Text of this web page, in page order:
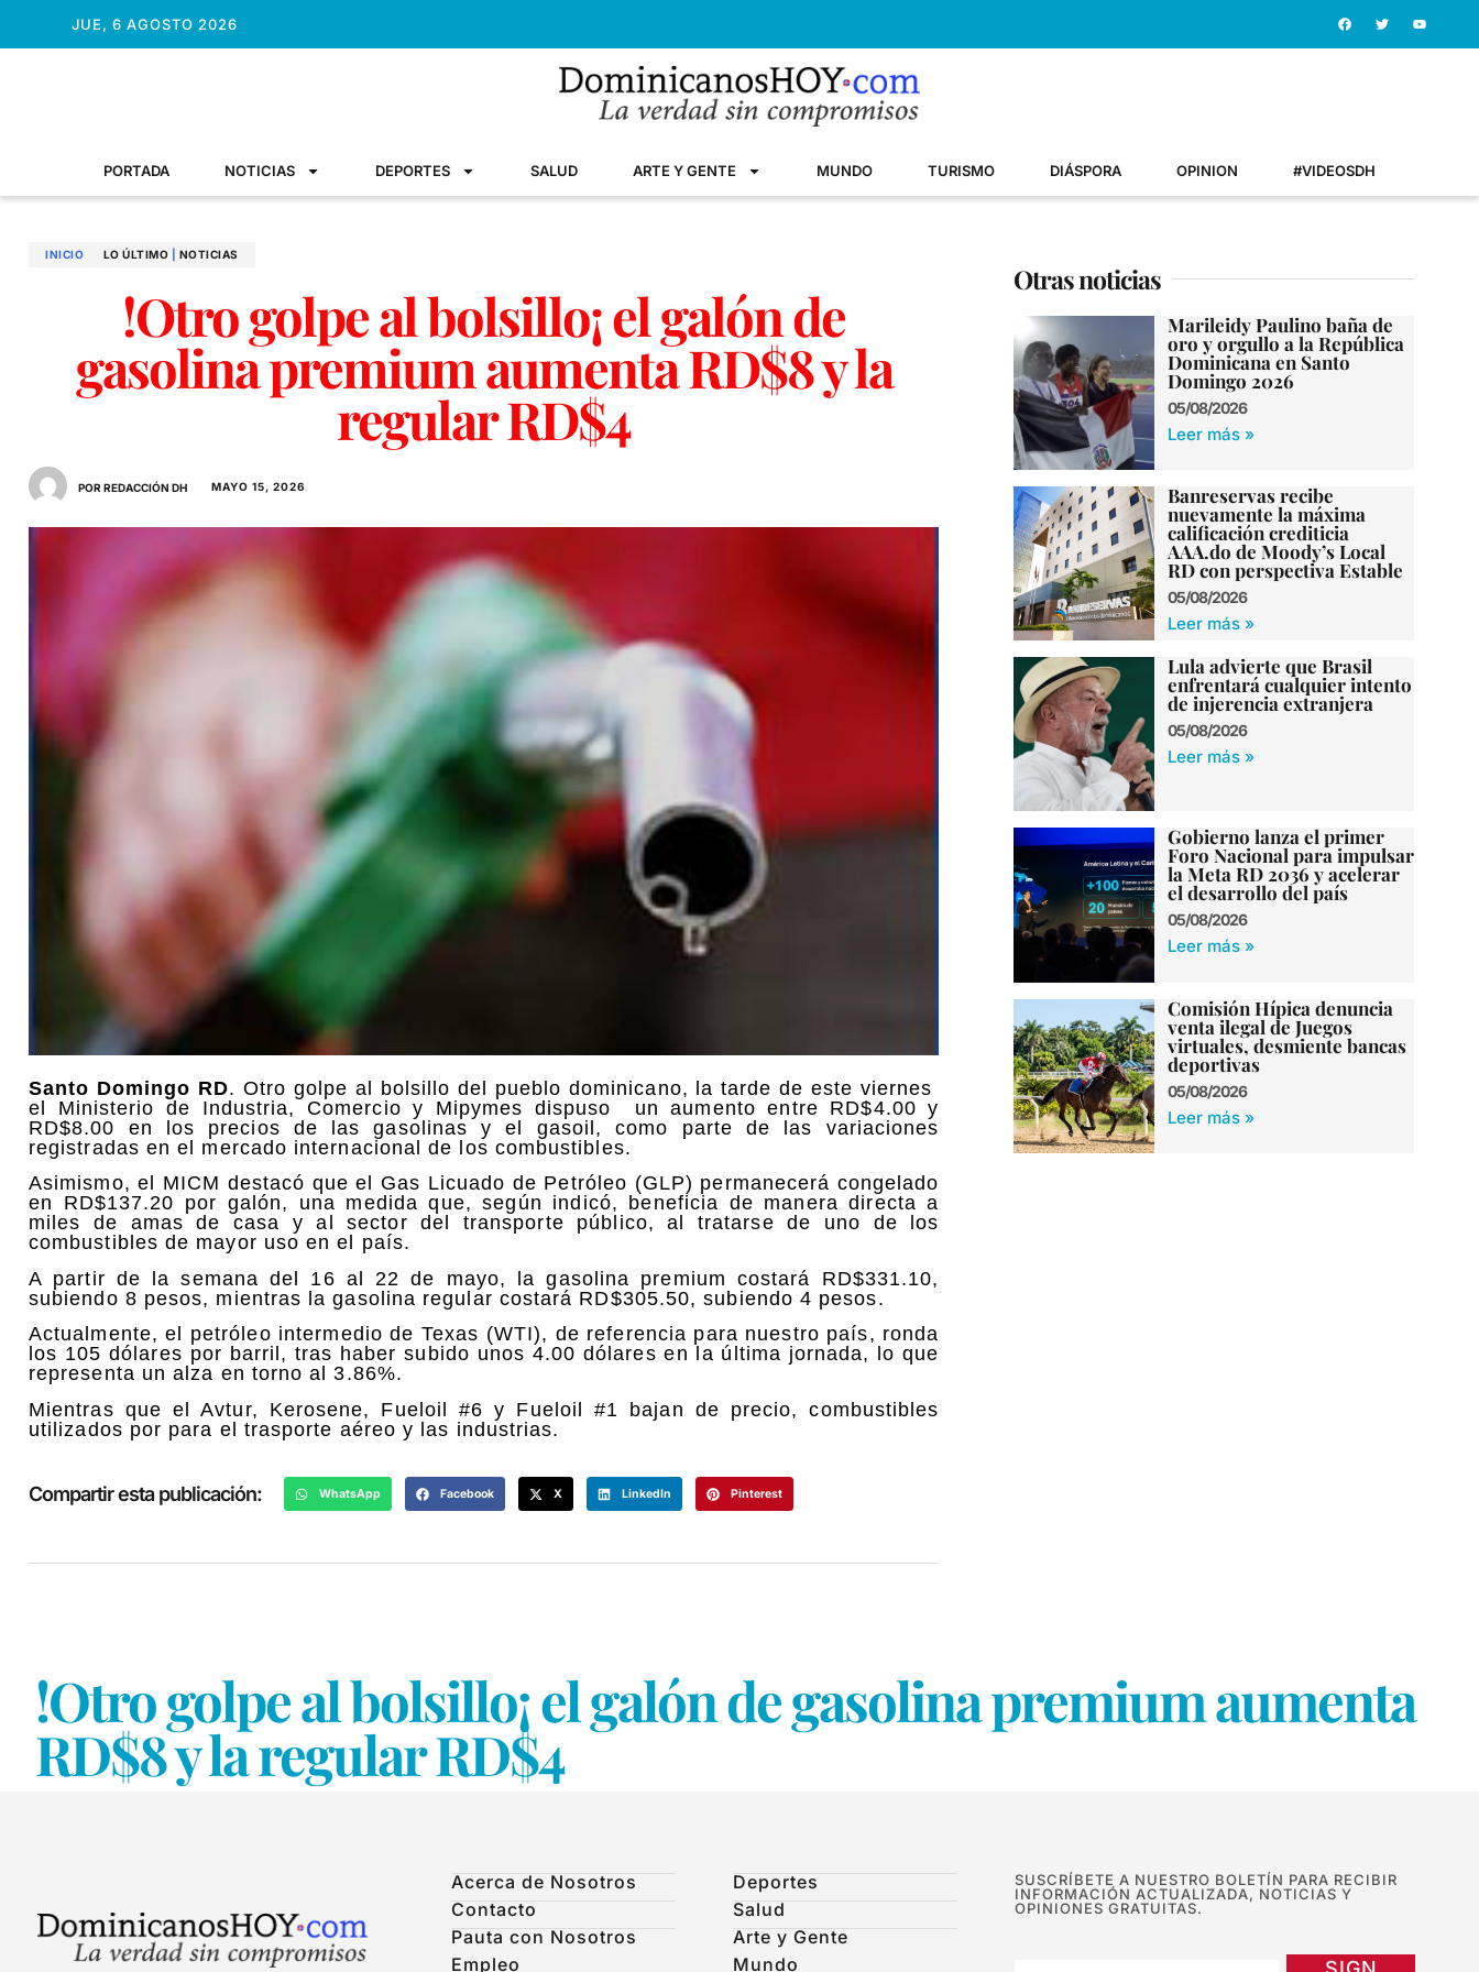
JUE, 6 AGOSTO 2026
PORTADA NOTICIAS DEPORTES SALUD ARTE Y GENTE MUNDO TURISMO DIÁSPORA OPINION #VIDEOSDH
INICIO LO ÚLTIMO NOTICIAS
!Otro golpe al bolsillo¡ el galón de
gasolina premium aumenta RD$8 y la
regular RD$4
POR REDACCIÓN DH MAYO 15, 2026
Santo Domingo RD. Otro golpe al bolsillo del pueblo dominicano, la tarde de este viernes
el Ministerio de Industria, Comercio y Mipymes dispuso un aumento entre RD$4.00 y
RD$8.00 en los precios de las gasolinas y el gasoil, como parte de las variaciones
registradas en el mercado internacional de los combustibles.
Asimismo, el MICM destacó que el Gas Licuado de Petróleo (GLP) permanecerá congelado
en RD$137.20 por galón, una medida que, según indicó, beneficia de manera directa a
miles de amas de casa y al sector del transporte público, al tratarse de uno de los
combustibles de mayor uso en el país.
A partir de la semana del 16 al 22 de mayo, la gasolina premium costará RD$331.10,
subiendo 8 pesos, mientras la gasolina regular costará RD$305.50, subiendo 4 pesos.
Actualmente, el petróleo intermedio de Texas (WTI), de referencia para nuestro país, ronda
los 105 dólares por barril, tras haber subido unos 4.00 dólares en la última jornada, lo que
representa un alza en torno al 3.86%.
Mientras que el Avtur, Kerosene, Fueloil #6 y Fueloil #1 bajan de precio, combustibles
utilizados por para el trasporte aéreo y las industrias.
Compartir esta publicación: WhatsApp Facebook X LinkedIn Pinterest
Otras noticias
Marileidy Paulino baña de
oro y orgullo a la República
Dominicana en Santo
Domingo 2026
05/08/2026
Leer más »
Banreservas recibe
nuevamente la máxima
calificación crediticia
AAA.do de Moody’s Local
RD con perspectiva Estable
05/08/2026
Leer más »
Lula advierte que Brasil
enfrentará cualquier intento
de injerencia extranjera
05/08/2026
Leer más »
Gobierno lanza el primer
Foro Nacional para impulsar
la Meta RD 2036 y acelerar
el desarrollo del país
05/08/2026
Leer más »
Comisión Hípica denuncia
venta ilegal de Juegos
virtuales, desmiente bancas
deportivas
05/08/2026
Leer más »
!Otro golpe al bolsillo¡ el galón de gasolina premium aumenta
RD$8 y la regular RD$4
Acerca de Nosotros
Contacto
Pauta con Nosotros
Empleo
Deportes
Salud
Arte y Gente
Mundo
SUSCRÍBETE A NUESTRO BOLETÍN PARA RECIBIR
INFORMACIÓN ACTUALIZADA, NOTICIAS Y
OPINIONES GRATUITAS.